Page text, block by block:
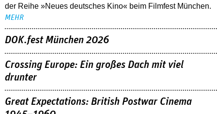
der Reihe »Neues deutsches Kino« beim Filmfest München.
MEHR
DOK.fest München 2026
Crossing Europe: Ein großes Dach mit viel
drunter
Great Expectations: British Postwar Cinema